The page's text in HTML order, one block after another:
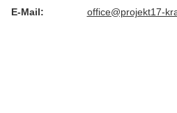
E-Mail:
office@projekt17-